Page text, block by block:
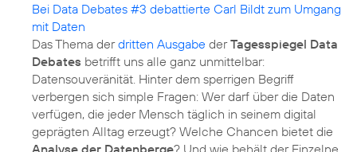
Bei Data Debates #3 debattierte Carl Bildt zum Umgang
mit Daten
Das Thema derdritten Ausgabe derTagesspiegel Data
Debates betrifft uns alle ganz unmittelbar:
Datensouveränität. Hinter dem sperrigen Begriff
verbergen sich simple Fragen: Wer darf über die Daten
verfügen, die jeder Mensch täglich in seinem digital
geprägten Alltag erzeugt? Welche Chancen bietet die